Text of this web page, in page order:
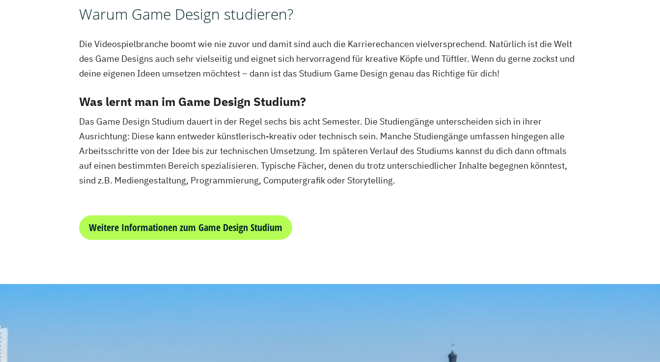
Warum Game Design studieren?
Die Videospielbranche boomt wie nie zuvor und damit sind auch die Karrierechancen vielversprechend. Natürlich ist die Welt
des Game Designs auch sehr vielseitig und eignet sich hervorragend für kreative Köpfe und Tüftler. Wenn du gerne zockst und
deine eigenen Ideen umsetzen möchtest – dann ist das Studium Game Design genau das Richtige für dich!
Was lernt man im Game Design Studium?
Das Game Design Studium dauert in der Regel sechs bis acht Semester. Die Studiengänge unterscheiden sich in ihrer
Ausrichtung: Diese kann entweder künstlerisch-kreativ oder technisch sein. Manche Studiengänge umfassen hingegen alle
Arbeitsschritte von der Idee bis zur technischen Umsetzung. Im späteren Verlauf des Studiums kannst du dich dann oftmals
auf einen bestimmten Bereich spezialisieren. Typische Fächer, denen du trotz unterschiedlicher Inhalte begegnen könntest,
sind z.B. Mediengestaltung, Programmierung, Computergrafik oder Storytelling.
Weitere Informationen zum Game Design Studium